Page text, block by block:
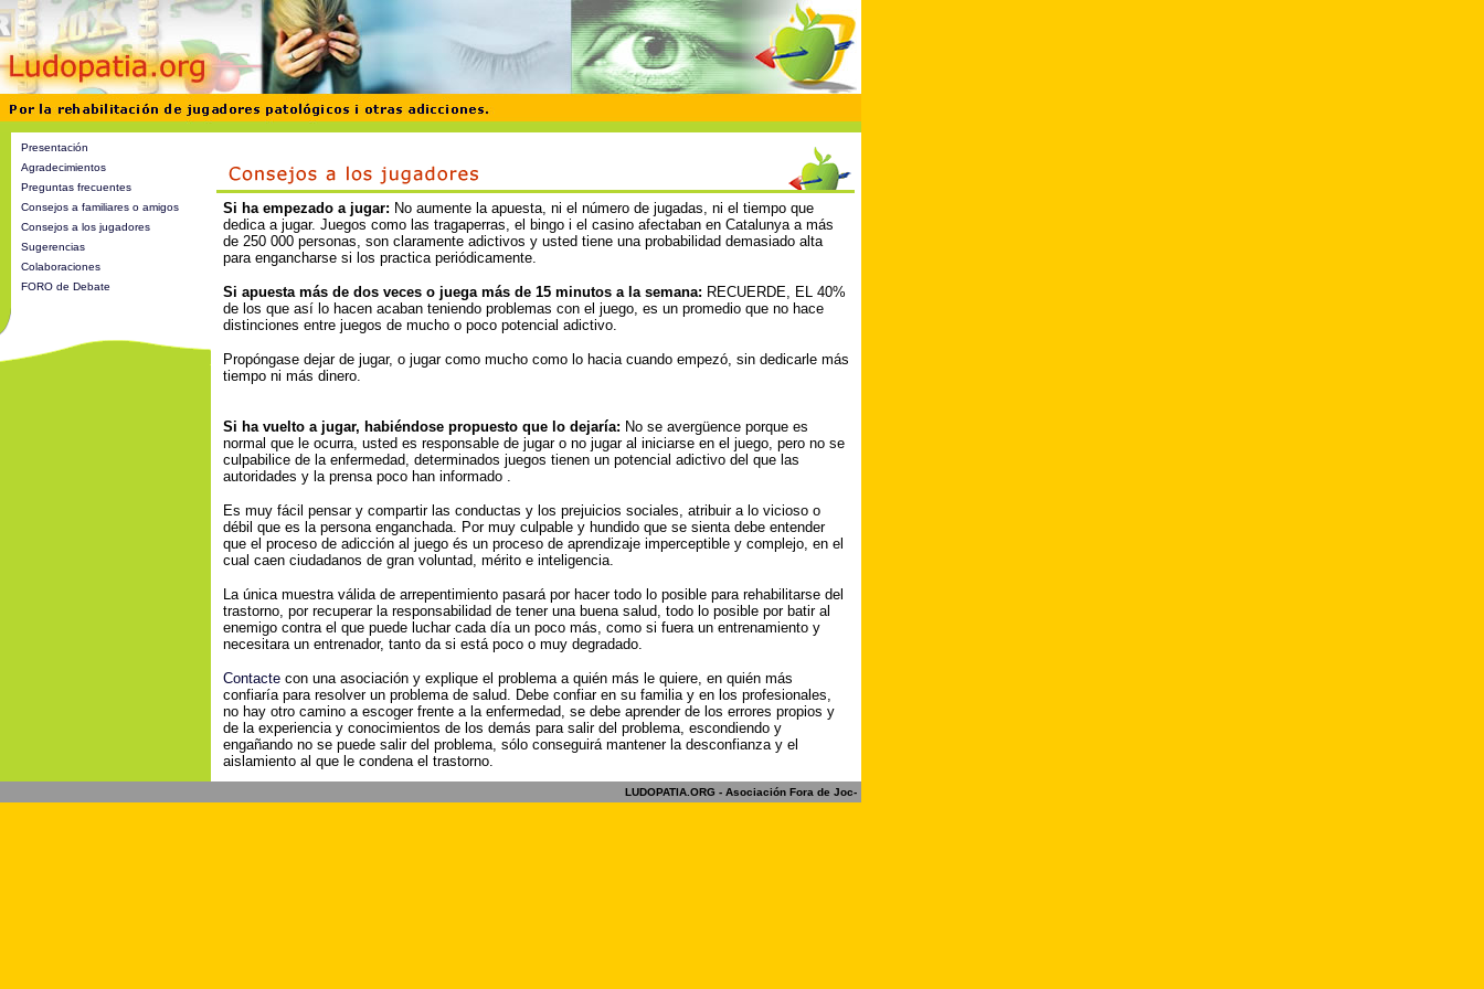
Presentación
Agradecimientos
Preguntas frecuentes
Consejos a familiares o amigos
Consejos a los jugadores
Sugerencias
Colaboraciones
FORO de Debate
Si ha empezado a jugar: No aumente la apuesta, ni el número de jugadas, ni el tiempo que
dedica a jugar. Juegos como las tragaperras, el bingo i el casino afectaban en Catalunya a más
de 250 000 personas, son claramente adictivos y usted tiene una probabilidad demasiado alta
para engancharse si los practica periódicamente.
Si apuesta más de dos veces o juega más de 15 minutos a la semana: RECUERDE, EL 40%
de los que así lo hacen acaban teniendo problemas con el juego, es un promedio que no hace
distinciones entre juegos de mucho o poco potencial adictivo.
Propóngase dejar de jugar, o jugar como mucho como lo hacia cuando empezó, sin dedicarle más
tiempo ni más dinero.
Si ha vuelto a jugar, habiéndose propuesto que lo dejaría: No se avergüence porque es
normal que le ocurra, usted es responsable de jugar o no jugar al iniciarse en el juego, pero no se
culpabilice de la enfermedad, determinados juegos tienen un potencial adictivo del que las
autoridades y la prensa poco han informado .
Es muy fácil pensar y compartir las conductas y los prejuicios sociales, atribuir a lo vicioso o
débil que es la persona enganchada. Por muy culpable y hundido que se sienta debe entender
que el proceso de adicción al juego és un proceso de aprendizaje imperceptible y complejo, en el
cual caen ciudadanos de gran voluntad, mérito e inteligencia.
La única muestra válida de arrepentimiento pasará por hacer todo lo posible para rehabilitarse del
trastorno, por recuperar la responsabilidad de tener una buena salud, todo lo posible por batir al
enemigo contra el que puede luchar cada día un poco más, como si fuera un entrenamiento y
necesitara un entrenador, tanto da si está poco o muy degradado.
Contacte con una asociación y explique el problema a quién más le quiere, en quién más
confiaría para resolver un problema de salud. Debe confiar en su familia y en los profesionales,
no hay otro camino a escoger frente a la enfermedad, se debe aprender de los errores propios y
de la experiencia y conocimientos de los demás para salir del problema, escondiendo y
engañando no se puede salir del problema, sólo conseguirá mantener la desconfianza y el
aislamiento al que le condena el trastorno.
LUDOPATIA.ORG - Asociación Fora de Joc-